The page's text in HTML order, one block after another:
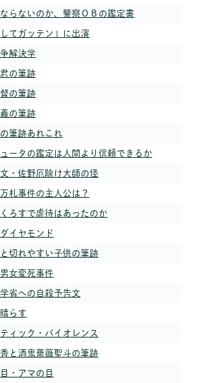
らないのか、警察ＯＢの鑑定書
してガッテン」に出演
解決学
の筆跡
の筆跡
の筆跡
筆跡あれこれ
ータの鑑定は人間より信頼できるか
・佐野厄除け大師の怪
万札事件の主人公は？
ろすで虐待はあったのか
イヤモンド
切れやすい子供の筆跡
女変死事件
省への自殺予告文
らす
ティック・バイオレンス
と酒鬼薔薇聖斗の筆跡
・アマの目